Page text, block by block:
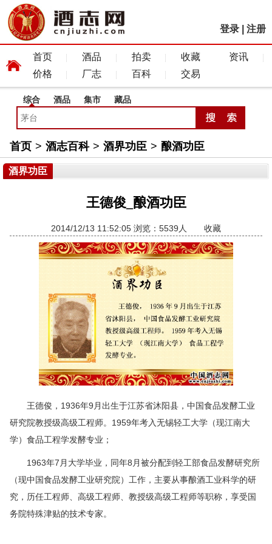
登录 注册
首页 酒品 拍卖 收藏
资讯
价格
厂志 百科 交易
综合 酒品 集市 藏品
首页 > 酒志百科 > 酒界功臣 > 酿酒功臣
酒界功臣
王德俊_酿酒功臣
2014/12/13 11:52:05 浏览：5539人 收藏
王德俊，1936年9月出生于江苏省沐阳县，中国食品发酵工业
研究院教授级高级工程师。1959年考入无锡轻工大学（现江南大
学）食品工程学发酵专业；
1963年7月大学毕业，同年8月被分配到轻工部食品发酵研究所
（现中国食品发酵工业研究院）工作，主要从事酿酒工业科学的研
究，历任工程师、高级工程师、教授级高级工程师等职称，享受国
务院特殊津贴的技术专家。